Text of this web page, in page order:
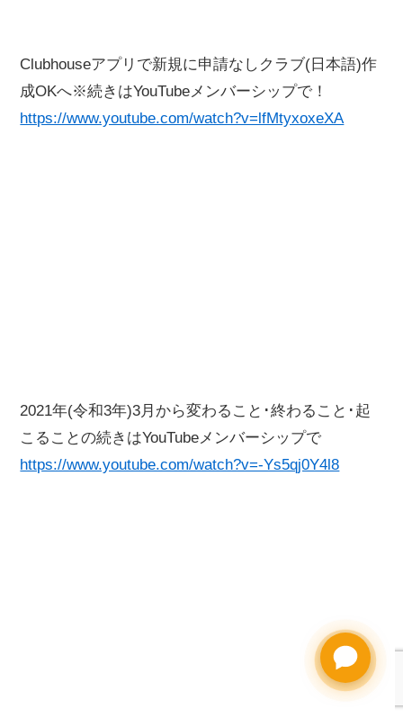
Clubhouseアプリで新規に申請なしクラブ(日本語)作
成OKへ※続きはYouTubeメンバーシップで！
https://www.youtube.com/watch?v=lfMtyxoxeXA
2021年(令和3年)3月から変わること･終わること･起
こることの続きはYouTubeメンバーシップで
https://www.youtube.com/watch?v=-Ys5qj0Y4l8